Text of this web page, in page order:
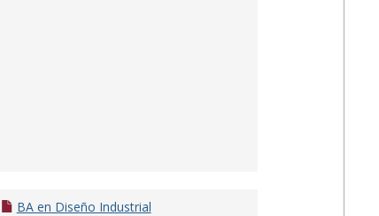
BA en Diseño Industrial